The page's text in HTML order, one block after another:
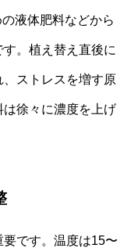
液体肥料などから
。植え替え直後に
ストレスを増す原
徐々に濃度を上げ
です。温度は15〜